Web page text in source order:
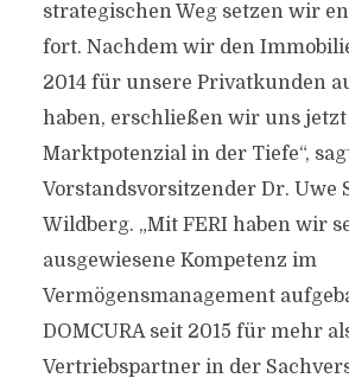
strategischen Weg setzen wir
fort. Nachdem wir den
2014 für unsere Privatkunden
haben, erschließen wir uns jetzt
Marktpotenzial in der Tiefe“,
Vorstandsvorsitzender Dr. Uwe
Wildberg. „Mit FERI haben wir
ausgewiesene Kompetenz im
Vermögensmanagement
DOMCURA seit 2015 für mehr
Vertriebspartner in der